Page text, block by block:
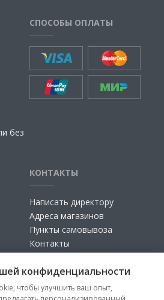
без
СПОСОБЫ ОПЛАТЫ
КОНТАКТЫ
Написать директору
Адреса магазинов
Пункты самовывоза
Контакты
конфиденциальности
чтобы улучшить ваш опыт,